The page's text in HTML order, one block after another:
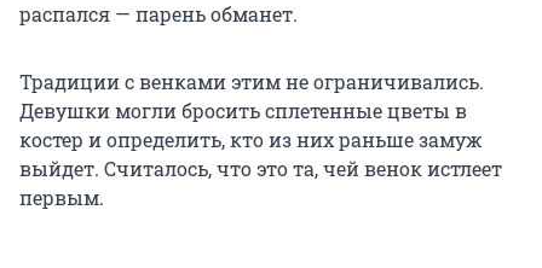
распался — парень обманет.
Традиции с венками этим не ограничивались.
Девушки могли бросить сплетенные цветы в
костер и определить, кто из них раньше замуж
выйдет. Считалось, что это та, чей венок истлеет
первым.